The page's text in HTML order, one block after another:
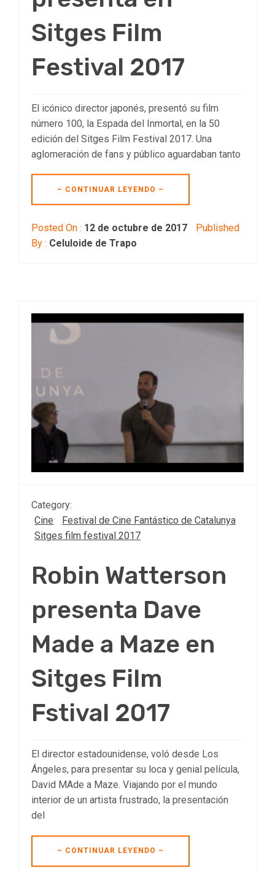
Sitges Film
Festival 2017
El icónico director japonés, presentó su film
número 100, la Espada del Inmortal, en la 50
edición del Sitges Film Festival 2017. Una
aglomeración de fans y público aguardaban tanto
– CONTINUAR LEYENDO –
Posted On : 12 de octubre de 2017
Published
By : Celuloide de Trapo
Category:
Cine
Festival de Cine Fantástico de Catalunya
Sitges film festival 2017
Robin Watterson
presenta Dave
Made a Maze en
Sitges Film
Fstival 2017
El director estadounidense, voló desde Los
Ángeles, para presentar su loca y genial película,
David MAde a Maze. Viajando por el mundo
interior de un artista frustrado, la presentación
del
– CONTINUAR LEYENDO –